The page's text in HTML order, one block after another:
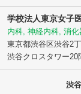
学校法人東京女子
内科, 神経内科, 消化
東京都渋谷区渋谷2
渋谷クロスタワー20
渋